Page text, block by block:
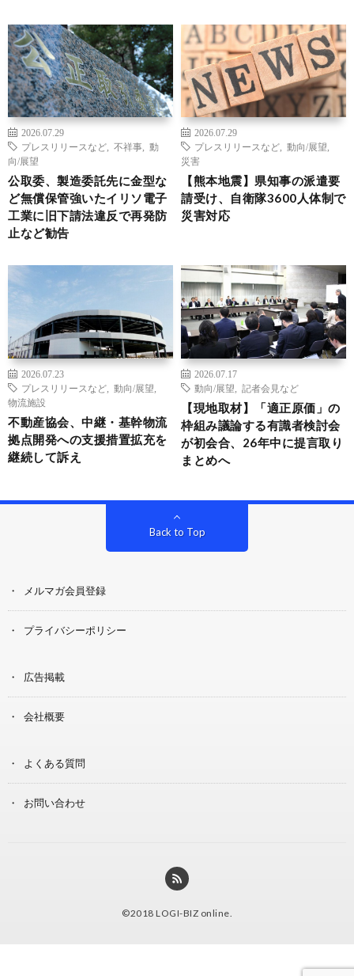
2026.07.29
プレスリリースなど
不祥事
動
向/展望
公取委、製造委託先に金型な
ど無償保管強いたイリソ電子
工業に旧下請法違反で再発防
止など勧告
2026.07.29
プレスリリースなど
動向/展望
災害
【熊本地震】県知事の派遣要
請受け、自衛隊3600人体制で
災害対応
2026.07.23
プレスリリースなど
動向/展望
物流施設
不動産協会、中継・基幹物流
拠点開発への支援措置拡充を
継続して訴え
2026.07.17
動向/展望
記者会見など
【現地取材】「適正原価」の
枠組み議論する有識者検討会
が初会合、26年中に提言取り
まとめへ
Back to Top
メルマガ会員登録
プライバシーポリシー
広告掲載
会社概要
よくある質問
お問い合わせ
©2018 LOGI-BIZ online